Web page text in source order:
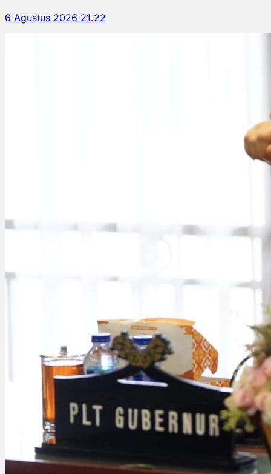
6 Agustus 2026 21.22